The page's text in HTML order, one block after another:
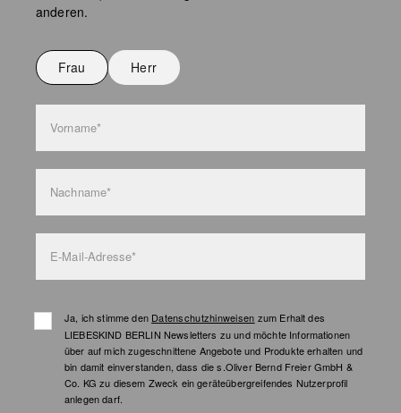
Nicht waschen
anderen.
Frau Herr
Vorname*
Nachname*
E-Mail-Adresse*
Ja, ich stimme den Datenschutzhinweisen zum Erhalt des
LIEBESKIND BERLIN Newsletters zu und möchte Informationen
über auf mich zugeschnittene Angebote und Produkte erhalten und
bin damit einverstanden, dass die s.Oliver Bernd Freier GmbH &
Co. KG zu diesem Zweck ein geräteübergreifendes Nutzerprofil
anlegen darf.